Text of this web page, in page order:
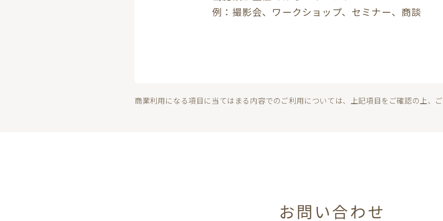
例：撮影会、ワークショップ、セミナー、商談
商業利用になる項目に当てはまる内容でのご利用については、上記項目をご確認の上、ご
お問い合わせ